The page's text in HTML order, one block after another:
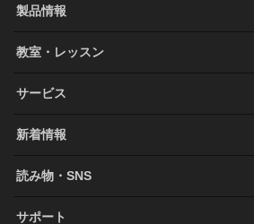
製品情報
教室・レッスン
サービス
新着情報
読み物・SNS
サポート